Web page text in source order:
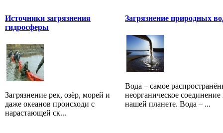
Источники загрязнения
гидросферы
Загрязнение рек, озёр, морей и
даже океанов происходи с
нарастающей ск...
Загрязнение природных
Вода – самое
неорганическое соединение
нашей планете. Вода – ...